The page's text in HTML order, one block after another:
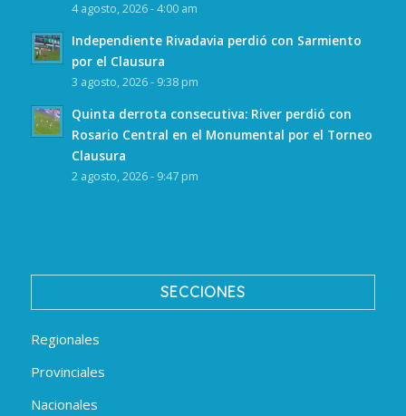
4 agosto, 2026 - 4:00 am
Independiente Rivadavia perdió con Sarmiento
por el Clausura
3 agosto, 2026 - 9:38 pm
Quinta derrota consecutiva: River perdió con
Rosario Central en el Monumental por el Torneo
Clausura
2 agosto, 2026 - 9:47 pm
SECCIONES
Regionales
Provinciales
Nacionales